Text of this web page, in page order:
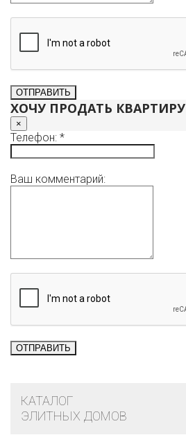
ХОЧУ ПРОДАТЬ КВАРТИРУ
×
Телефон: *
Ваш комментарий:
КАТАЛОГ
ЭЛИТНЫХ ДОМОВ